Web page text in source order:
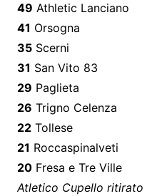
49 Athletic Lanciano
41 Orsogna
35Scerni
31 San Vito 83
29 Paglieta
26 Trigno Celenza
22Tollese
21 Roccaspinalveti
20Fresa e Tre Ville
Atletico Cupello ritirato